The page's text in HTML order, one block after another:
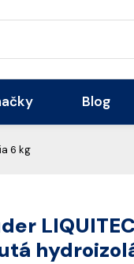
Blog
6 kg